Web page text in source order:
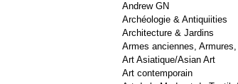
Andrew GN
Archéologie & Antiquiities
Architecture & Jardins
Armes anciennes,
Art Asiatique/Asian Art
Art contemporain